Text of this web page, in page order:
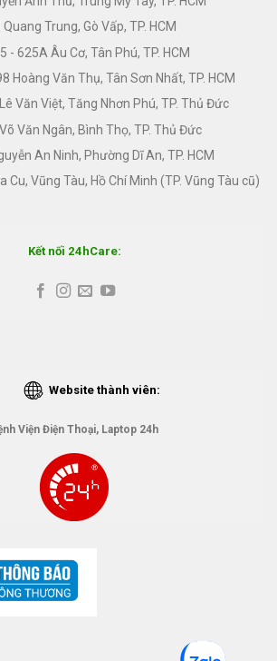
Quang Trung, Gò Vấp, TP. HCM
- 625A Âu Cơ, Tân Phú, TP. HCM
Hoàng Văn Thụ, Tân Sơn Nhất, TP. HCM
Văn Việt, Tăng Nhơn Phú, TP. Thủ Đức
Văn Ngân, Bình Thọ, TP. Thủ Đức
An Ninh, Phường Dĩ An, TP. HCM
Cu, Vũng Tàu, Hồ Chí Minh (TP. Vũng Tàu cũ)
Kết nối 24hCare:
Website thành viên:
Viện Điện Thoại, Laptop 24h